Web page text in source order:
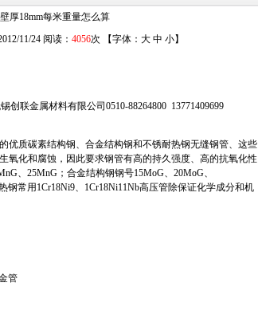
厚18mm每米重量怎么算
11/24 阅读： 4056次 【字体： 大 中 小】
联金属材料有限公司0510-88264800 13771409699
质碳素结构钢、合金结构钢和不锈耐热钢无缝钢管、这些
氧化和腐蚀，因此要求钢管有高的持久强度、高的抗氧化性
、25MnG；合金结构钢钢号15MoG、20MoG、
钢常用1Cr18Ni9、1Cr18Ni11Nb高压管除保证化学成分和机
管